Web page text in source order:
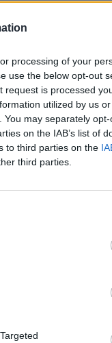
processing of your
use the below opt-out
request is processed
utilized by us
may separately
on the IAB’s list of
to third parties on the
third parties.
ver si